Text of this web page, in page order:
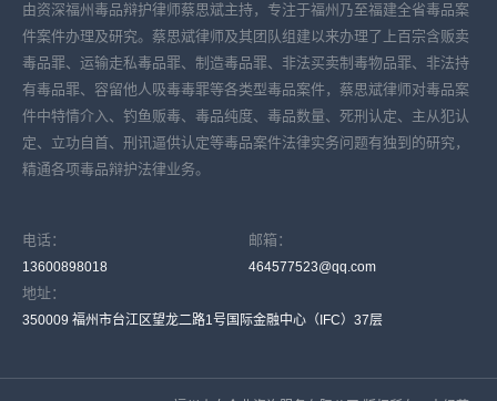
由资深福州毒品辩护律师蔡思斌主持，专注于福州乃至福建全省毒品案
件案件办理及研究。蔡思斌律师及其团队组建以来办理了上百宗含贩卖
毒品罪、运输走私毒品罪、制造毒品罪、非法买卖制毒物品罪、非法持
有毒品罪、容留他人吸毒毒罪等各类型毒品案件，蔡思斌律师对毒品案
件中特情介入、钓鱼贩毒、毒品纯度、毒品数量、死刑认定、主从犯认
定、立功自首、刑讯逼供认定等毒品案件法律实务问题有独到的研究，
精通各项毒品辩护法律业务。
电话：
13600898018
邮箱：
464577523@qq.com
地址：
350009 福州市台江区望龙二路1号国际金融中心（IFC）37层